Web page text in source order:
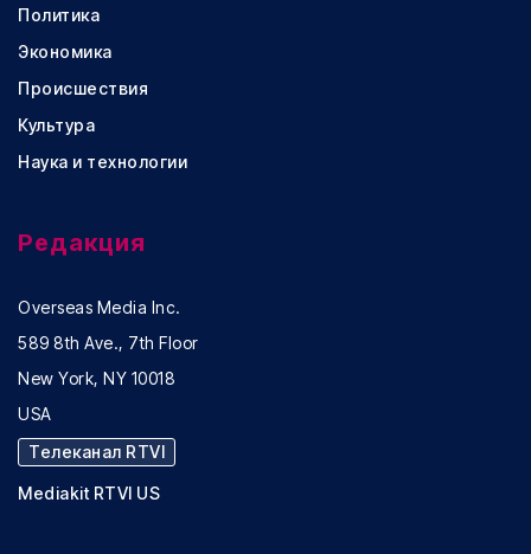
Политика
Экономика
Происшествия
Культура
Наука и технологии
Редакция
Overseas Media Inc.
589 8th Ave., 7th Floor
New York, NY 10018
USA
Телеканал RTVI
Mediakit RTVI US